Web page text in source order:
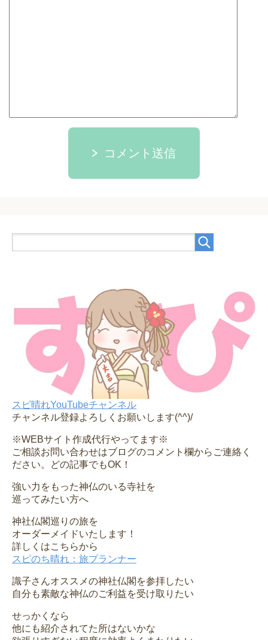
コメント送信
スピ晴れYouTubeチャンネル
チャンネル登録よろしくお願いします(^^)/
※WEBサイト作成代行やってます※
ご相談お問い合わせはブログのコメント欄からご連絡く
ださい。どの記事でもOK！
強い力をもった神仏のいる寺社を
巡ってみたい方へ
神社仏閣巡りの旅を
オーダーメイドいたします！
詳しくはこちらから
スピのち晴れ：旅プランナー
識子さんオススメの神社仏閣を参拝したい
自分も素敵な神仏のご利益を受け取りたい
せっかくなら
他にも紹介されてた所はないかな